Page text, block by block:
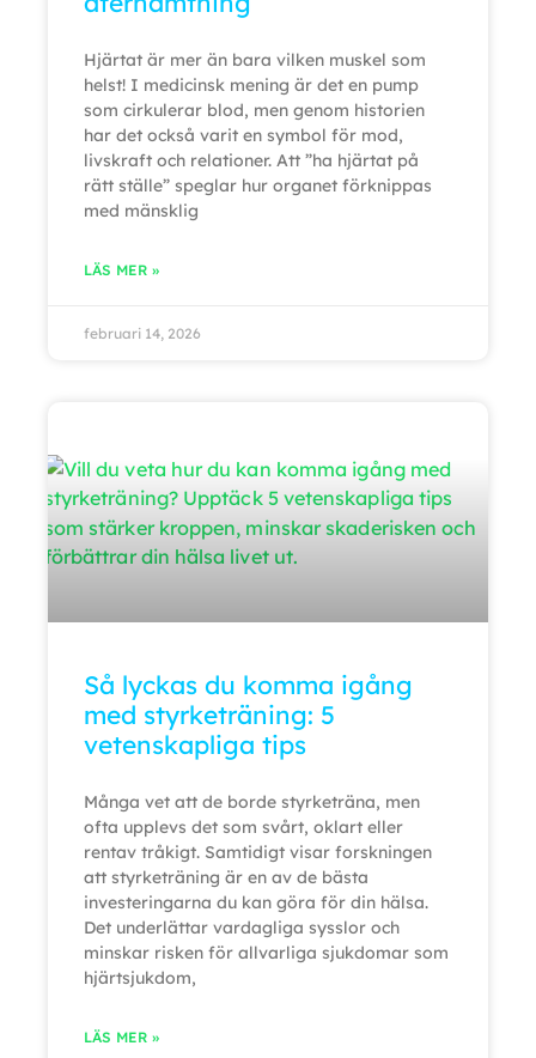
Hjärtat är mer än bara vilken muskel som
helst! I medicinsk mening är det en pump
som cirkulerar blod, men genom historien
har det också varit en symbol för mod,
livskraft och relationer. Att ”ha hjärtat på
rätt ställe” speglar hur organet förknippas
med mänsklig
LÄS MER »
februari 14, 2026
Så lyckas du komma igång
med styrketräning: 5
vetenskapliga tips
Många vet att de borde styrketräna, men
ofta upplevs det som svårt, oklart eller
rentav tråkigt. Samtidigt visar forskningen
att styrketräning är en av de bästa
investeringarna du kan göra för din hälsa.
Det underlättar vardagliga sysslor och
minskar risken för allvarliga sjukdomar som
hjärtsjukdom,
LÄS MER »